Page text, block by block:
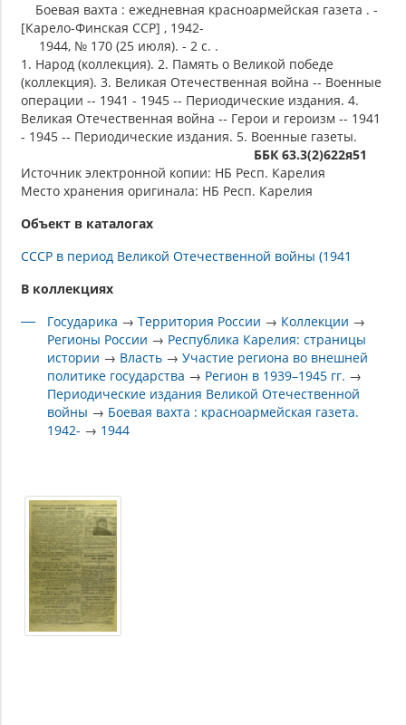
Боевая вахта : ежедневная красноармейская газета . -
[Карело-Финская ССР] , 1942-
1944, № 170 (25 июля). - 2 c. .
1. Народ (коллекция). 2. Память о Великой победе
(коллекция). 3. Великая Отечественная война -- Военные
операции -- 1941 - 1945 -- Периодические издания. 4.
Великая Отечественная война -- Герои и героизм -- 1941
- 1945 -- Периодические издания. 5. Военные газеты.
ББК 63.3(2)622я51
Источник электронной копии: НБ Респ. Карелия
Место хранения оригинала: НБ Респ. Карелия
Объект в каталогах
СССР в период Великой Отечественной войны (1941
В коллекциях
Государика →Территория России → Коллекции →
Регионы России → Республика Карелия: страницы
истории → Власть →Участие региона во внешней
политике государства → Регион в 1939–1945 гг. →
Периодические издания Великой Отечественной
войны → Боевая вахта : красноармейская газета.
1942- → 1944